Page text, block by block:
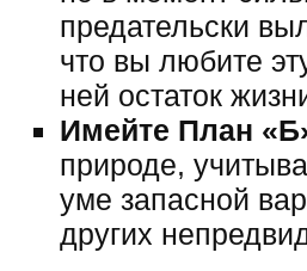
предательски
что вы любите
ней остаток
Имейте План
природе,
уме запасной
других